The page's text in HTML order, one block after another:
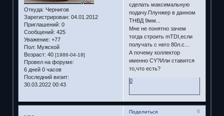
Откуда: Чернигов
Зарегистрирован: 04.01.2012
Приглашений: 0
Сообщений: 425
Уважение: +77
Пол: Мужской
Возраст: 40 [1986-04-18]
Провел на форуме:
6 дней 0 часов
Последний визит:
30.03.2022 00:43
сделать максимальную
подачу.Плунжер в данном
ТНВД 9мм...
Мне не понятно зачем
тогда строить mTDI,если
получать с него 80л.с...
А почему коллектор
именно CY?Или ставится
то,что есть?
0
Поделиться
6